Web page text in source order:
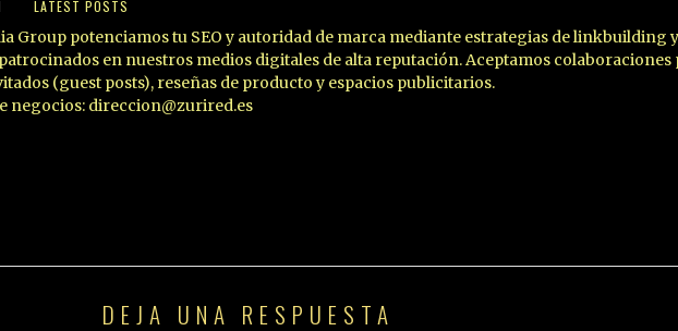
LATEST POSTS
Group potenciamos tu SEO y autoridad de marca mediante estrategias de linkbuilding y
en nuestros medios digitales de alta reputación. Aceptamos colaboraciones
(guest posts), reseñas de producto y espacios publicitarios.
negocios: direccion@zurired.es
DEJA UNA RESPUESTA